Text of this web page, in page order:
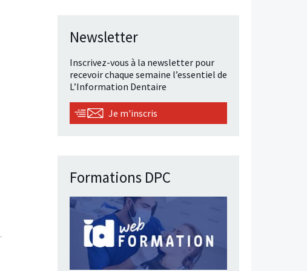
Newsletter
Inscrivez-vous à la newsletter pour
recevoir chaque semaine l’essentiel de
L’Information Dentaire
Je m'inscris
Formations DPC